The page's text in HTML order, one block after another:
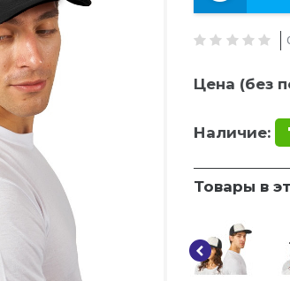
Цена (без
Наличие:
Товары в